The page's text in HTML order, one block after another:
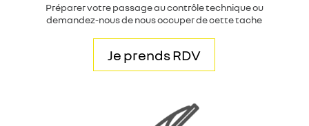
Préparer votre passage au contrôle technique ou
demandez-nous de nous occuper de cette tache
Je prends RDV